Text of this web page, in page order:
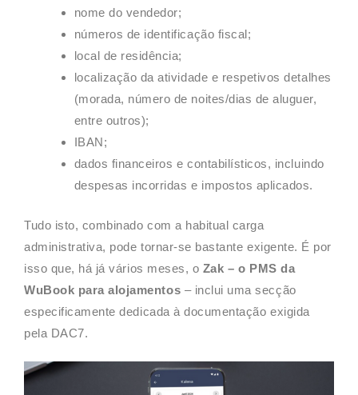
nome do vendedor;
números de identificação fiscal;
local de residência;
localização da atividade e respetivos detalhes
(morada, número de noites/dias de aluguer,
entre outros);
IBAN;
dados financeiros e contabilísticos, incluindo
despesas incorridas e impostos aplicados.
Tudo isto, combinado com a habitual carga
administrativa, pode tornar-se bastante exigente. É por
isso que, há já vários meses, o Zak – o PMS da
WuBook para alojamentos – inclui uma secção
especificamente dedicada à documentação exigida
pela DAC7.